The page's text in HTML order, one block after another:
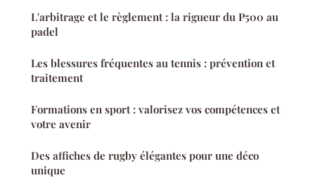
L'arbitrage et le règlement : la rigueur du P500 au
padel
Les blessures fréquentes au tennis : prévention et
traitement
Formations en sport : valorisez vos compétences et
votre avenir
Des affiches de rugby élégantes pour une déco
unique